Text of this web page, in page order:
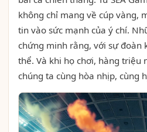
không chỉ mang về cúp vàng,
tin vào sức mạnh của ý chí.
chứng minh rằng, với sự đoàn
thể. Và khi họ chơi, hàng triệu
chúng ta cùng hòa nhịp, cùng